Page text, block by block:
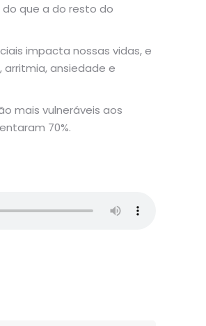
que a do resto do
impacta nossas vidas, e
ansiedade e
mais vulneráveis aos
70%.